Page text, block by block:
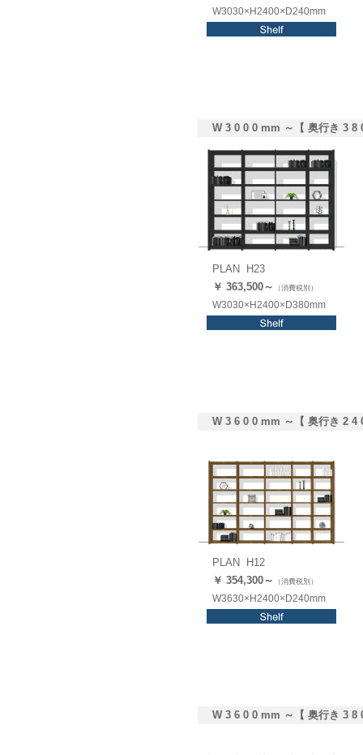
W3030×H2400×D240mm
W 3 0 0 0 mm ～【 奥行き 3 8
PLAN H23
￥ 363,500～ （消費税別）
W3030×H2400×D380mm
W 3 6 0 0 mm ～【 奥行き 2 4
PLAN H12
￥ 354,300～ （消費税別）
W3630×H2400×D240mm
W 3 6 0 0 mm ～【 奥行き 3 8